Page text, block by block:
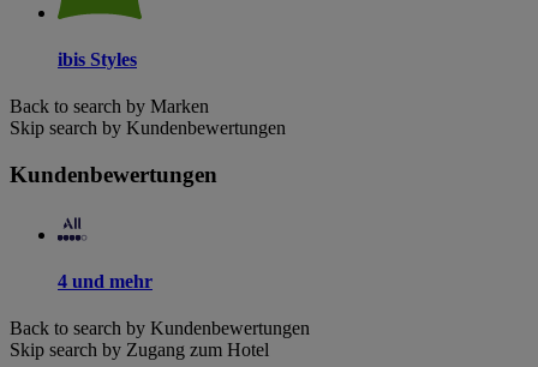
ibis Styles
Back to search by Marken
Skip search by Kundenbewertungen
Kundenbewertungen
4 und mehr
Back to search by Kundenbewertungen
Skip search by Zugang zum Hotel